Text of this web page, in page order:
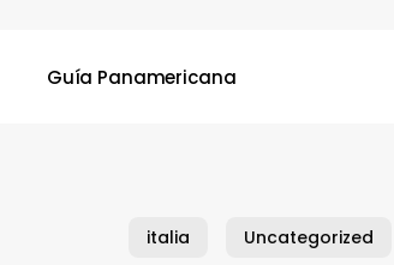
Guía Panamericana
italia Uncategorized